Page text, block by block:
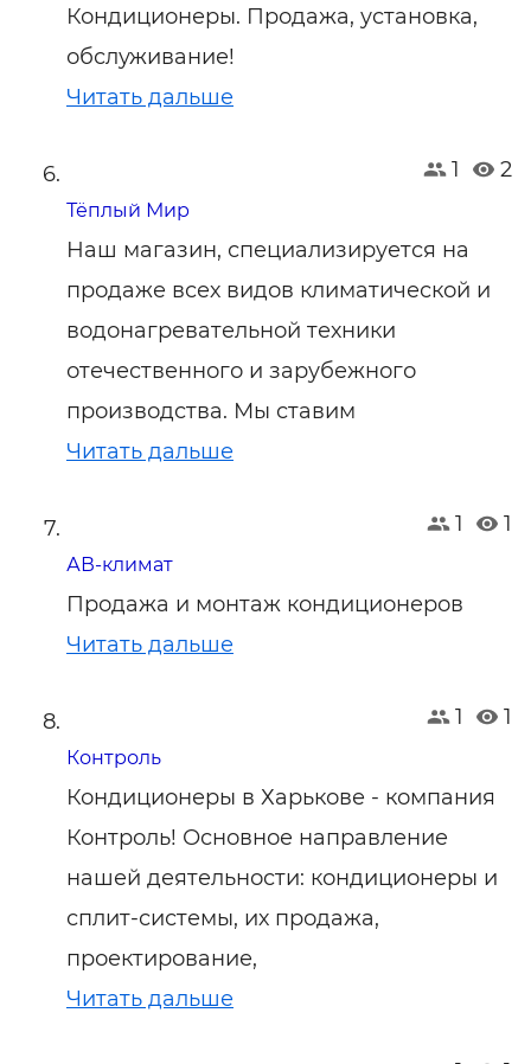
Кондиционеры. Продажа, установка,
обслуживание!
Читать дальше
1 2
Тёплый Мир
Наш магазин, специализируется на
продаже всех видов климатической и
водонагревательной техники
отечественного и зарубежного
производства. Мы ставим
Читать дальше
1 1
АВ-климат
Продажа и монтаж кондиционеров
Читать дальше
1 1
Контроль
Кондиционеры в Харькове - компания
Контроль! Основное направление
нашей деятельности: кондиционеры и
сплит-системы, их продажа,
проектирование,
Читать дальше